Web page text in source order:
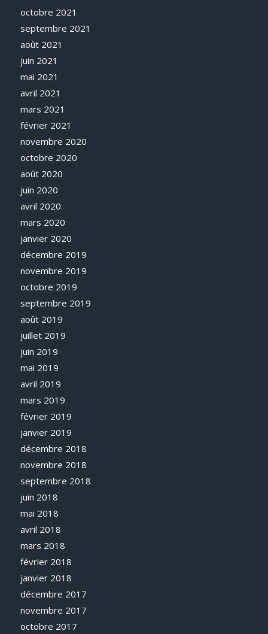
octobre 2021
septembre 2021
août 2021
juin 2021
mai 2021
avril 2021
mars 2021
février 2021
novembre 2020
octobre 2020
août 2020
juin 2020
avril 2020
mars 2020
janvier 2020
décembre 2019
novembre 2019
octobre 2019
septembre 2019
août 2019
juillet 2019
juin 2019
mai 2019
avril 2019
mars 2019
février 2019
janvier 2019
décembre 2018
novembre 2018
septembre 2018
juin 2018
mai 2018
avril 2018
mars 2018
février 2018
janvier 2018
décembre 2017
novembre 2017
octobre 2017